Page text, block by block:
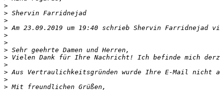
>
>
>
> Am 23.09.2019 um 19:40 schrieb Shervin Farridnejad via
>
>
>
>
>
>
>
>